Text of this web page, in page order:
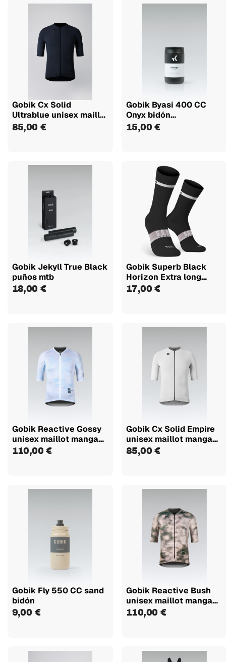
Gobik Cx Solid
Ultrablue unisex maillot
manga...
85,00 €
Gobik Byasi 400 CC
Onyx bidón
portaherramientas
15,00 €
Gobik Jekyll True Black
puños mtb
18,00 €
Gobik Superb Black
Horizon Extra long
unisex...
17,00 €
Gobik Reactive Gossy
unisex maillot manga
corta
110,00 €
Gobik Cx Solid Empire
unisex maillot manga
corta
85,00 €
Gobik Fly 550 CC sand
bidón
9,00 €
Gobik Reactive Bush
unisex maillot manga
corta
110,00 €